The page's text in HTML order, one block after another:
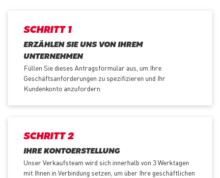
SCHRITT 1
ERZÄHLEN SIE UNS VON IHREM
UNTERNEHMEN
Füllen Sie dieses Antragsformular aus, um Ihre
Geschäftsanforderungen zu spezifizieren und Ihr
Kundenkonto anzufordern.
SCHRITT 2
IHRE KONTOERSTELLUNG
Unser Verkaufsteam wird sich innerhalb von 3 Werktagen
mit Ihnen in Verbindung setzen, um über Ihre geschäftlichen